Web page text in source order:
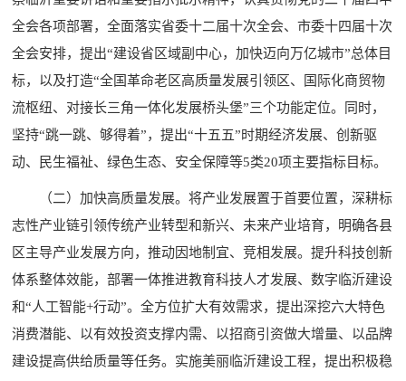
全会各项部署，全面落实省委十二届十次全会、市委十四届十次
全会安排，提出“建设省区域副中心，加快迈向万亿城市”总体目
标，以及打造“全国革命老区高质量发展引领区、国际化商贸物
流枢纽、对接长三角一体化发展桥头堡”三个功能定位。同时，
坚持“跳一跳、够得着”，提出“十五五”时期经济发展、创新驱
动、民生福祉、绿色生态、安全保障等5类20项主要指标目标。
（二）加快高质量发展。将产业发展置于首要位置，深耕标
志性产业链引领传统产业转型和新兴、未来产业培育，明确各县
区主导产业发展方向，推动因地制宜、竞相发展。提升科技创新
体系整体效能，部署一体推进教育科技人才发展、数字临沂建设
和“人工智能+行动”。全方位扩大有效需求，提出深挖六大特色
消费潜能、以有效投资支撑内需、以招商引资做大增量、以品牌
建设提高供给质量等任务。实施美丽临沂建设工程，提出积极稳